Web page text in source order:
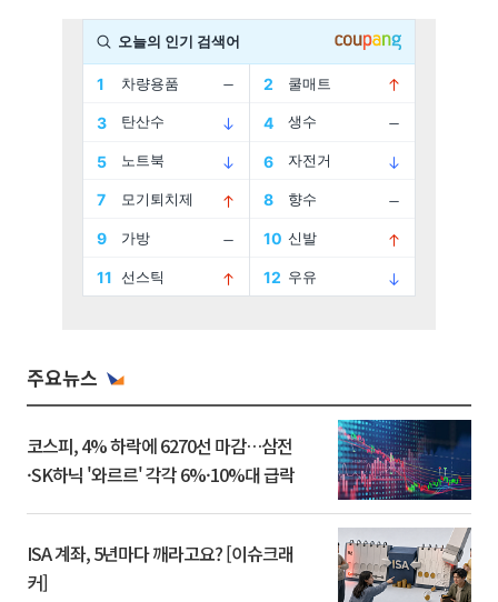
주요뉴스
코스피, 4% 하락에 6270선 마감…삼전
·SK하닉 '와르르' 각각 6%·10%대 급락
ISA 계좌, 5년마다 깨라고요? [이슈크래
커]